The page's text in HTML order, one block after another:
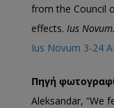
from the Council
effects. Ius Novum.
Ius Novum 3-24
Πηγή
Aleksandar, “We